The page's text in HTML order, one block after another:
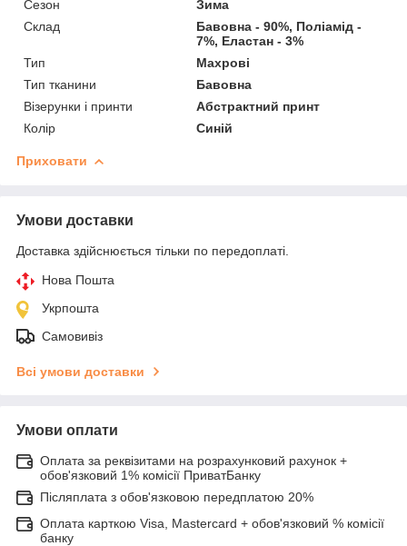
Сезон
Зима
Склад
Бавовна - 90%, Поліамід -
7%, Еластан - 3%
Тип
Махрові
Тип тканини
Бавовна
Візерунки і принти
Абстрактний принт
Колір
Синій
Приховати
Умови доставки
Доставка здійснюється тільки по передоплаті.
Нова Пошта
Укрпошта
Самовивіз
Всі умови доставки
Умови оплати
Оплата за реквізитами на розрахунковий рахунок +
обов'язковий 1% комісії ПриватБанку
Післяплата з обов'язковою передплатою 20%
Оплата карткою Visa, Mastercard + обов'язковий % комісії
банку